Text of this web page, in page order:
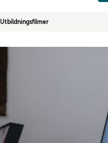
Utbildningsfilmer